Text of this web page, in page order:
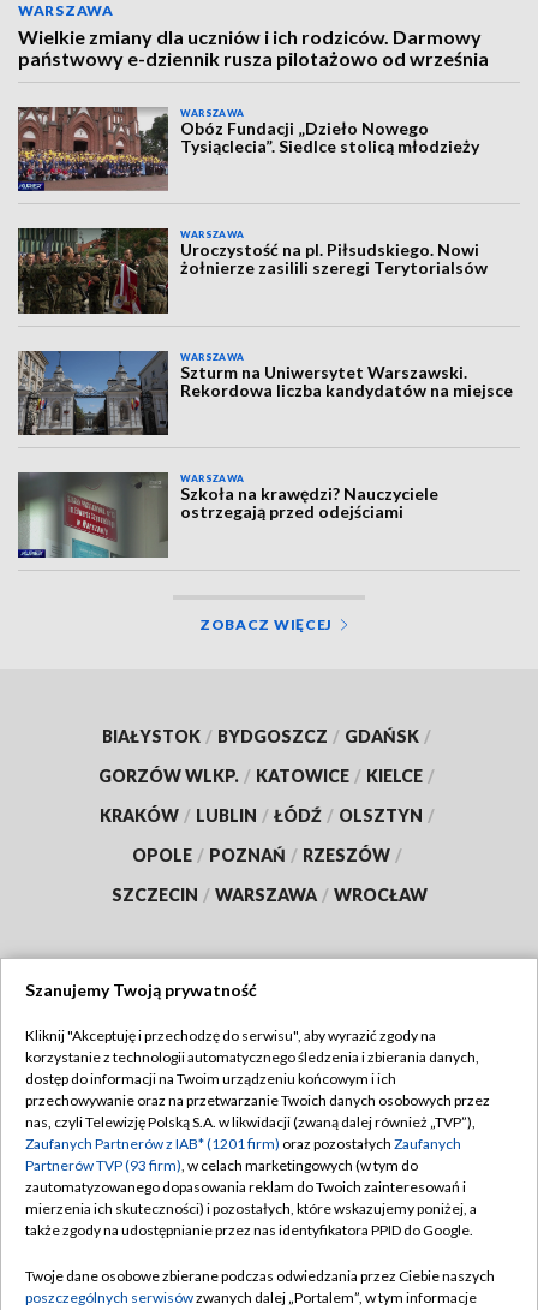
WARSZAWA
Wielkie zmiany dla uczniów i ich rodziców. Darmowy
państwowy e-dziennik rusza pilotażowo od września
WARSZAWA
Obóz Fundacji „Dzieło Nowego
Tysiąclecia”. Siedlce stolicą młodzieży
WARSZAWA
Uroczystość na pl. Piłsudskiego. Nowi
żołnierze zasilili szeregi Terytorialsów
WARSZAWA
Szturm na Uniwersytet Warszawski.
Rekordowa liczba kandydatów na miejsce
WARSZAWA
Szkoła na krawędzi? Nauczyciele
ostrzegają przed odejściami
ZOBACZ WIĘCEJ
BIAŁYSTOK / BYDGOSZCZ / GDAŃSK /
GORZÓW WLKP. / KATOWICE / KIELCE /
KRAKÓW / LUBLIN / ŁÓDŹ / OLSZTYN /
OPOLE / POZNAŃ / RZESZÓW /
SZCZECIN / WARSZAWA / WROCŁAW
TVP
Abonament TVP
Emisja w TVP
Centrum informacji TVP
Naziemna Telewizja Cyfrowa
Rada Programowa
Regulamin TVP
Polityka prywatności
Moje zgody
Pomoc
Kontakt
Szanujemy Twoją prywatność
Kliknij "Akceptuję i przechodzę do serwisu", aby wyrazić zgody na
korzystanie z technologii automatycznego śledzenia i zbierania danych,
dostęp do informacji na Twoim urządzeniu końcowym i ich
przechowywanie oraz na przetwarzanie Twoich danych osobowych przez
nas, czyli Telewizję Polską S.A. w likwidacji (zwaną dalej również „TVP”),
Zaufanych Partnerów z IAB* (1201 firm) oraz pozostałych Zaufanych
Partnerów TVP (93 firm), w celach marketingowych (w tym do
zautomatyzowanego dopasowania reklam do Twoich zainteresowań i
mierzenia ich skuteczności) i pozostałych, które wskazujemy poniżej, a
także zgody na udostępnianie przez nas identyfikatora PPID do Google.
Twoje dane osobowe zbierane podczas odwiedzania przez Ciebie naszych
poszczególnych serwisówzwanych dalej „Portalem”, w tym informacje